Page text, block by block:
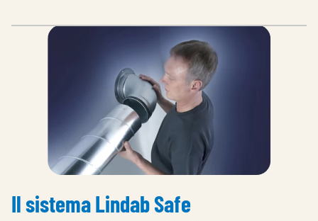
Il sistema Lindab Safe